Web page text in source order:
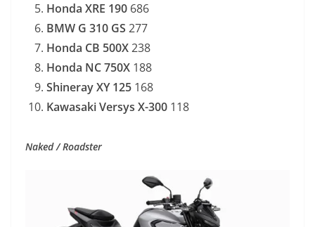
Honda XRE 190 686
BMW G 310 GS 277
Honda CB 500X238
Honda NC 750X 188
Shineray XY 125 168
Kawasaki Versys X-300 118
Naked / Roadster